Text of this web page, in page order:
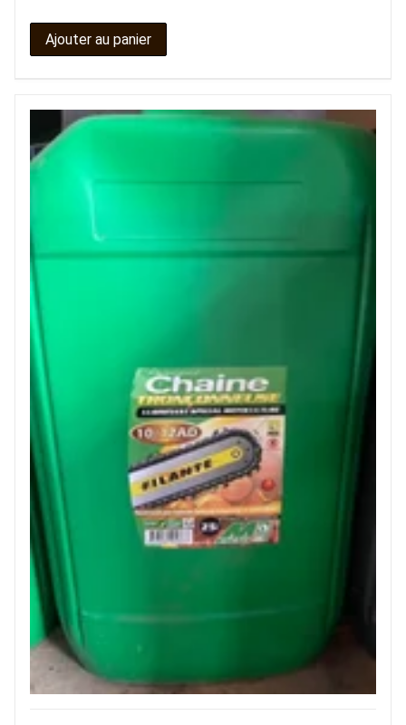
JOUET
Ajouter au panier